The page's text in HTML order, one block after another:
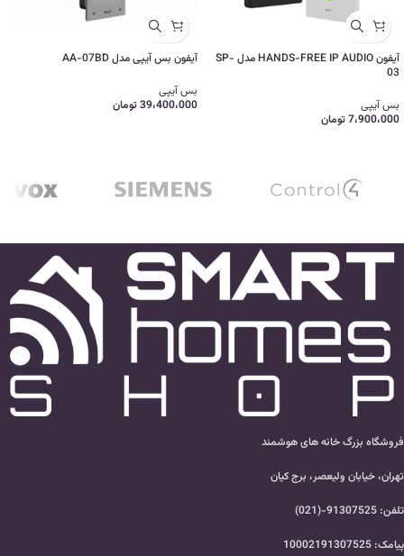
آیفون HANDS-FREE IP AUDIO مدل SP-
03
بس آیپی
7،900،000تومان
آیفون بس آیپی مدل AA-07BD
بس آیپی
39،400،000تومان
فروشگاه بزرگ خانه های هوشمند
تهران، خیابان ولیعصر، برج کیان
تلفن: 91307525-(021)
پیامک: 10002191307525